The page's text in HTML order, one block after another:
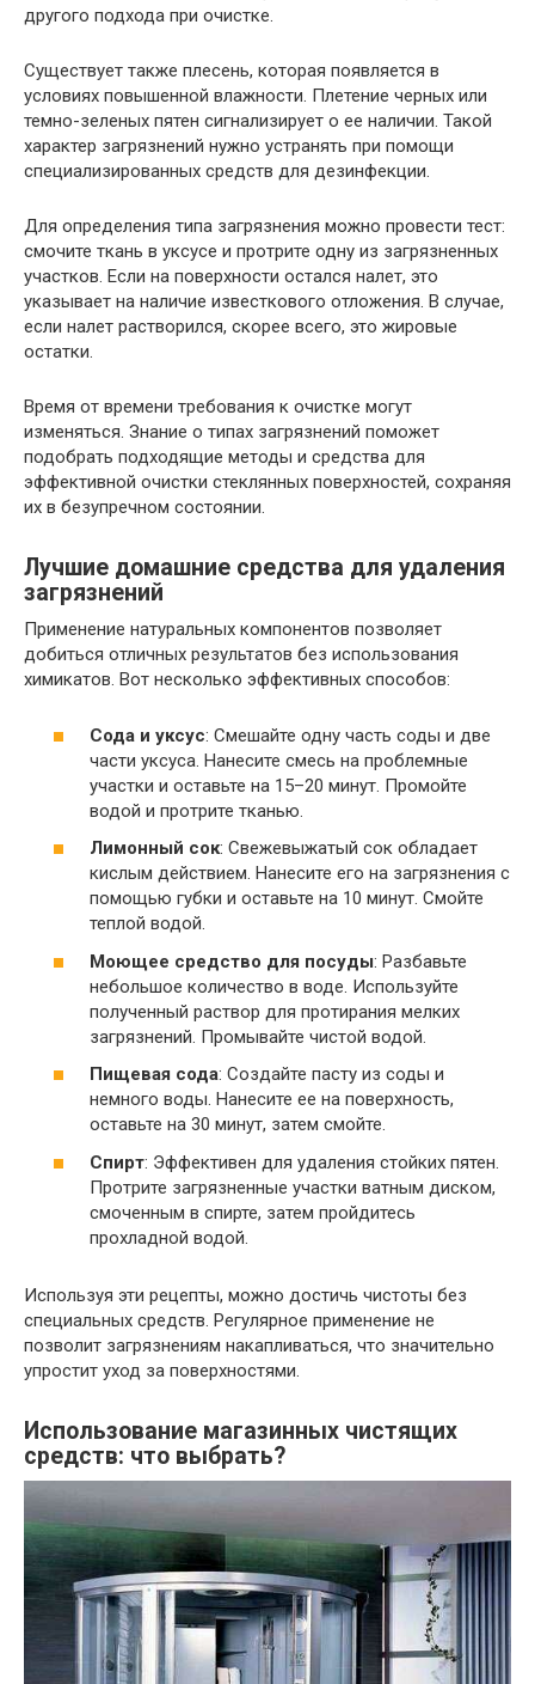
другого подхода при очистке.
Существует также плесень, которая появляется в
условиях повышенной влажности. Плетение черных или
темно-зеленых пятен сигнализирует о ее наличии. Такой
характер загрязнений нужно устранять при помощи
специализированных средств для дезинфекции.
Для определения типа загрязнения можно провести тест:
смочите ткань в уксусе и протрите одну из загрязненных
участков. Если на поверхности остался налет, это
указывает на наличие известкового отложения. В случае,
если налет растворился, скорее всего, это жировые
остатки.
Время от времени требования к очистке могут
изменяться. Знание о типах загрязнений поможет
подобрать подходящие методы и средства для
эффективной очистки стеклянных поверхностей, сохраняя
их в безупречном состоянии.
Лучшие домашние средства для удаления
загрязнений
Применение натуральных компонентов позволяет
добиться отличных результатов без использования
химикатов. Вот несколько эффективных способов:
Сода и уксус: Смешайте одну часть соды и две
части уксуса. Нанесите смесь на проблемные
участки и оставьте на 15–20 минут. Промойте
водой и протрите тканью.
Лимонный сок: Свежевыжатый сок обладает
кислым действием. Нанесите его на загрязнения с
помощью губки и оставьте на 10 минут. Смойте
теплой водой.
Моющее средство для посуды: Разбавьте
небольшое количество в воде. Используйте
полученный раствор для протирания мелких
загрязнений. Промывайте чистой водой.
Пищевая сода: Создайте пасту из соды и
немного воды. Нанесите ее на поверхность,
оставьте на 30 минут, затем смойте.
Спирт: Эффективен для удаления стойких пятен.
Протрите загрязненные участки ватным диском,
смоченным в спирте, затем пройдитесь
прохладной водой.
Используя эти рецепты, можно достичь чистоты без
специальных средств. Регулярное применение не
позволит загрязнениям накапливаться, что значительно
упростит уход за поверхностями.
Использование магазинных чистящих
средств: что выбрать?